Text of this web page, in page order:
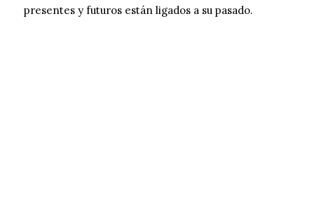
presentes y futuros están ligados a su pasado.